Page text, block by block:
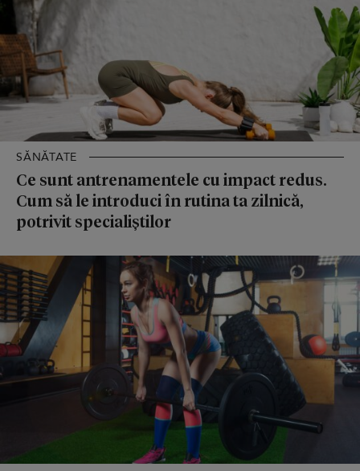
SĂNĂTATE
Ce sunt antrenamentele cu impact redus.
Cum să le introduci în rutina ta zilnică,
potrivit specialiștilor